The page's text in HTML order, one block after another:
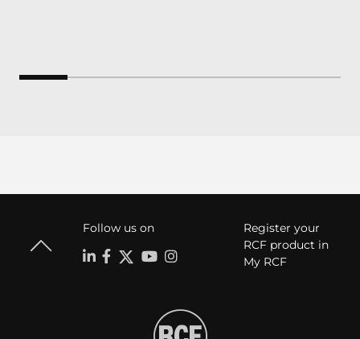
Follow us on
Register your
RCF product in
My RCF